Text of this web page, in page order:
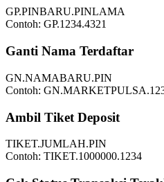
GP.PINBARU.PINLAMA
Contoh: GP.1234.4321
Ganti Nama Terdaftar
GN.NAMABARU.PIN
Contoh:
Ambil Tiket Deposit
TIKET.JUMLAH.PIN
Contoh: TIKET.1000000.1234